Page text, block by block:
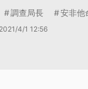
調查局長 安非他
2021/4/1 12:56